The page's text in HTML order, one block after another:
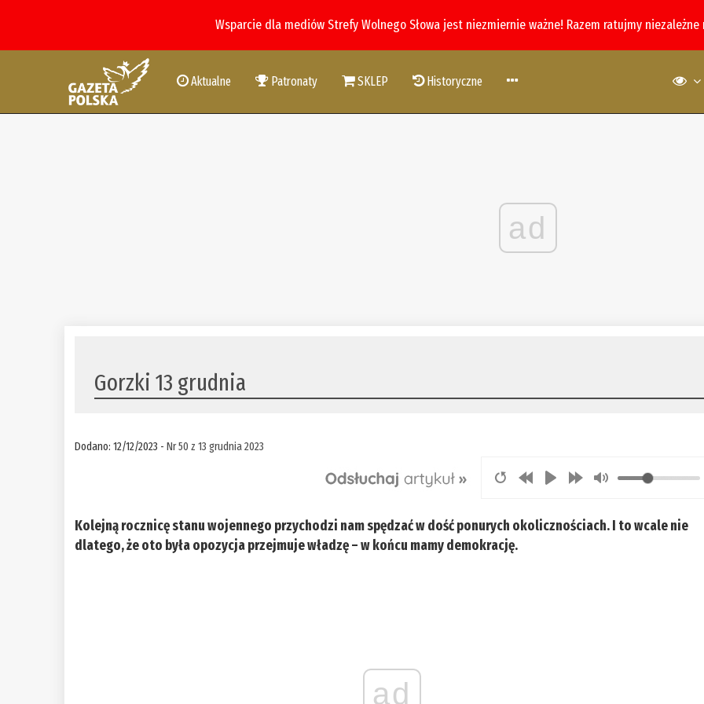
Wsparcie dla mediów Strefy Wolnego Słowa jest niezmiernie ważne! Razem ratujmy
Aktualne Patronaty SKLEP Historyczne
ad
Gorzki 13 grudnia
Dodano: 12/12/2023 -Nr 50 z 13 grudnia 2023
Kolejną rocznicę stanu wojennego przychodzi nam spędzać w dość ponurych okolicznościach. I to wcale nie
dlatego, że oto była opozycja przejmuje władzę – w końcu mamy demokrację.
ad